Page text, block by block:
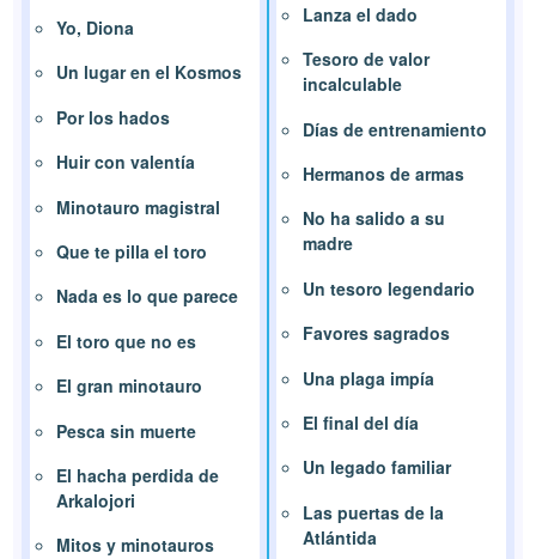
Yo, Diona
Un lugar en el Kosmos
Por los hados
Huir con valentía
Minotauro magistral
Que te pilla el toro
Nada es lo que parece
El toro que no es
El gran minotauro
Pesca sin muerte
El hacha perdida de
Arkalojori
Mitos y minotauros
Lanza el dado
Tesoro de valor
incalculable
Días de entrenamiento
Hermanos de armas
No ha salido a su
madre
Un tesoro legendario
Favores sagrados
Una plaga impía
El final del día
Un legado familiar
Las puertas de la
Atlántida